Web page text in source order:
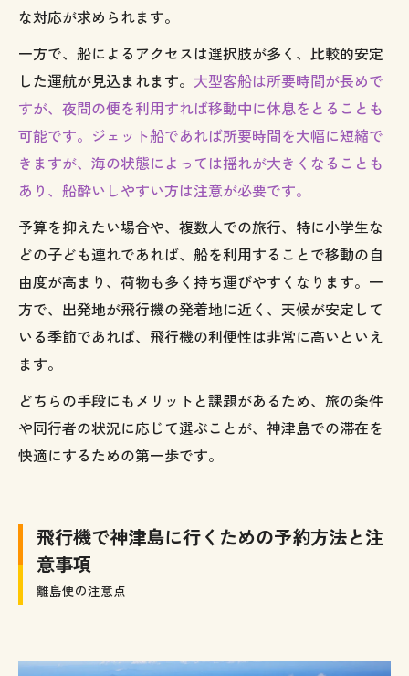
な対応が求められます。
一方で、船によるアクセスは選択肢が多く、比較的安定
した運航が見込まれます。 大型客船は所要時間が長めで
すが、夜間の便を利用すれば移動中に休息をとることも
可能です。ジェット船であれば所要時間を大幅に短縮で
きますが、海の状態によっては揺れが大きくなることも
あり、船酔いしやすい方は注意が必要です。
予算を抑えたい場合や、複数人での旅行、特に小学生な
どの子ども連れであれば、船を利用することで移動の自
由度が高まり、荷物も多く持ち運びやすくなります。一
方で、出発地が飛行機の発着地に近く、天候が安定して
いる季節であれば、飛行機の利便性は非常に高いといえ
ます。
どちらの手段にもメリットと課題があるため、旅の条件
や同行者の状況に応じて選ぶことが、神津島での滞在を
快適にするための第一歩です。
飛行機で神津島に行くための予約方法と注
意事項
離島便の注意点